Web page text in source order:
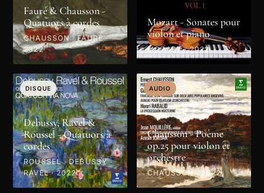
Fauré & Chausson -
Quatuors à cordes
CHAUSSON · FAURÉ ·
2022
Mozart - Sonates pour
violon et piano
MOZART · 2022
DISQUE
Debussy, Ravel &
Roussel - Quatuors à
cordes
ROUSSEL · DEBUSSY ·
RAVEL · 2022
AUDIO
Chausson - Poème
op.25 pour violon et
orchestre
CHAUSSON · 2022